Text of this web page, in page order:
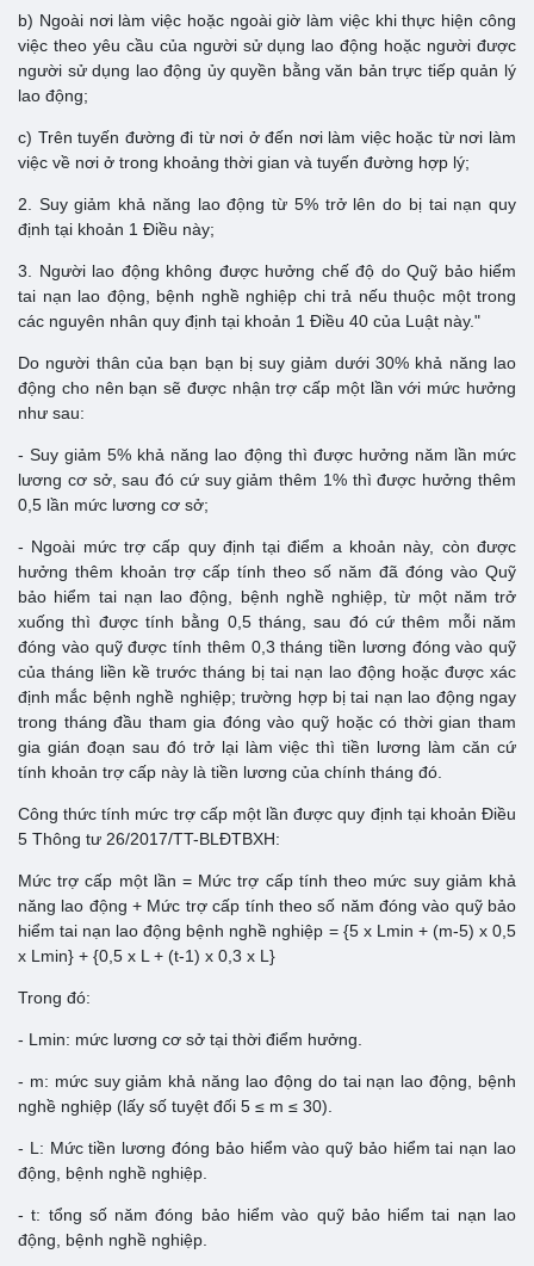
b) Ngoài nơi làm việc hoặc ngoài giờ làm việc khi thực hiện công
việc theo yêu cầu của người sử dụng lao động hoặc người được
người sử dụng lao động ủy quyền bằng văn bản trực tiếp quản lý
lao động;
c) Trên tuyến đường đi từ nơi ở đến nơi làm việc hoặc từ nơi làm
việc về nơi ở trong khoảng thời gian và tuyến đường hợp lý;
2. Suy giảm khả năng lao động từ 5% trở lên do bị tai nạn quy
định tại khoản 1 Điều này;
3. Người lao động không được hưởng chế độ do Quỹ bảo hiểm
tai nạn lao động, bệnh nghề nghiệp chi trả nếu thuộc một trong
các nguyên nhân quy định tại khoản 1 Điều 40 của Luật này."
Do người thân của bạn bạn bị suy giảm dưới 30% khả năng lao
động cho nên bạn sẽ được nhận trợ cấp một lần với mức hưởng
như sau:
- Suy giảm 5% khả năng lao động thì được hưởng năm lần mức
lương cơ sở, sau đó cứ suy giảm thêm 1% thì được hưởng thêm
0,5 lần mức lương cơ sở;
- Ngoài mức trợ cấp quy định tại điểm a khoản này, còn được
hưởng thêm khoản trợ cấp tính theo số năm đã đóng vào Quỹ
bảo hiểm tai nạn lao động, bệnh nghề nghiệp, từ một năm trở
xuống thì được tính bằng 0,5 tháng, sau đó cứ thêm mỗi năm
đóng vào quỹ được tính thêm 0,3 tháng tiền lương đóng vào quỹ
của tháng liền kề trước tháng bị tai nạn lao động hoặc được xác
định mắc bệnh nghề nghiệp; trường hợp bị tai nạn lao động ngay
trong tháng đầu tham gia đóng vào quỹ hoặc có thời gian tham
gia gián đoạn sau đó trở lại làm việc thì tiền lương làm căn cứ
tính khoản trợ cấp này là tiền lương của chính tháng đó.
Công thức tính mức trợ cấp một lần được quy định tại khoản Điều
5 Thông tư 26/2017/TT-BLĐTBXH:
Mức trợ cấp một lần = Mức trợ cấp tính theo mức suy giảm khả
năng lao động + Mức trợ cấp tính theo số năm đóng vào quỹ bảo
hiểm tai nạn lao động bệnh nghề nghiệp = {5 x Lmin + (m-5) x 0,5
x Lmin} + {0,5 x L + (t-1) x 0,3 x L}
Trong đó:
- Lmin: mức lương cơ sở tại thời điểm hưởng.
- m: mức suy giảm khả năng lao động do tai nạn lao động, bệnh
nghề nghiệp (lấy số tuyệt đối 5 ≤ m ≤ 30).
- L: Mức tiền lương đóng bảo hiểm vào quỹ bảo hiểm tai nạn lao
động, bệnh nghề nghiệp.
- t: tổng số năm đóng bảo hiểm vào quỹ bảo hiểm tai nạn lao
động, bệnh nghề nghiệp.